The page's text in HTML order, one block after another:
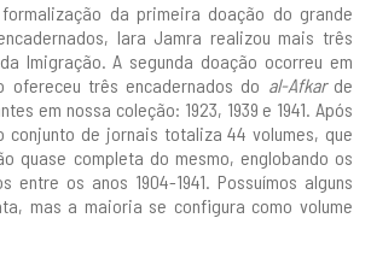
da primeira doação do grande
Iara Jamra realizou mais três
Imigração. A segunda doação ocorreu em
ofereceu três encadernados do al-Afkarde
em nossa coleção: 1923, 1939 e 1941. Após
conjunto de jornais totaliza 44 volumes, que
quase completa do mesmo, englobando os
entre os anos 1904-1941. Possuímos alguns
mas a maioria se configura como volume